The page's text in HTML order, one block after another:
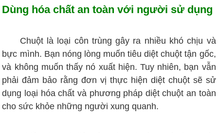
Dùng hóa chất an toàn với người sử dụng
Chuột là loại côn trùng gây ra nhiều khó chịu và
bực mình. Bạn nóng lòng muốn tiêu diệt chuột tận gốc,
và không muốn thấy nó xuất hiện. Tuy nhiên, bạn vẫn
phải đảm bảo rằng đơn vị thực hiện diệt chuột sẽ sử
dụng loại hóa chất và phương pháp diệt chuột an toàn
cho sức khỏe những người xung quanh.